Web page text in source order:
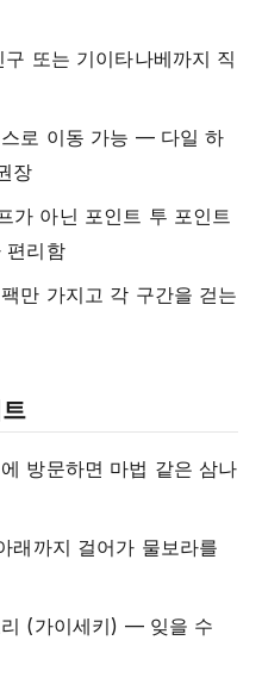
또는 기이타나베까지 직
로 이동 가능 — 다일 하
장
가 아닌 포인트 투 포인트
편리함
만 가지고 각 구간을 걷는
방문하면 마법 같은 삼나
래까지 걸어가 물보라를
(가이세키) — 잊을 수